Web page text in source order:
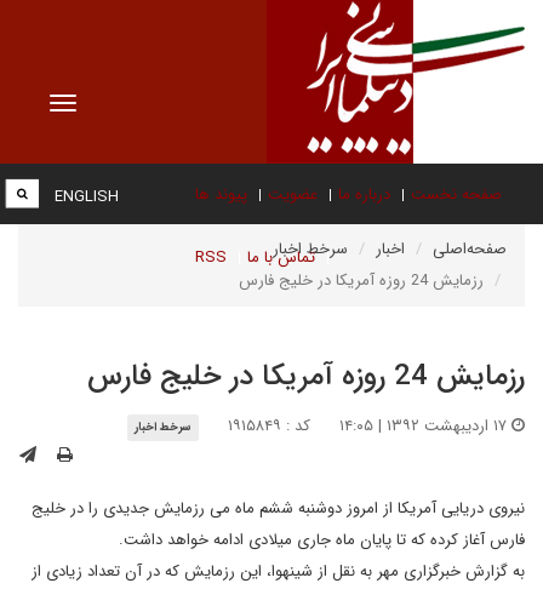
Toggle
صفحه نخست درباره ما عضویت پیوند ها
تماس با ما RSS
ENGLISH
صفحه‌اصلی اخبار
سرخط اخبار
رزمایش 24 روزه آمریکا در خلیج فارس
رزمایش 24 روزه آمریکا در خلیج فارس
کد : ۱۹۱۵۸۴۹ سرخط اخبار
نیروی دریایی آمریکا از امروز دوشنبه ششم ماه می رزمایش جدیدی را در خلیج
فارس آغاز کرده که تا پایان ماه جاری میلادی ادامه خواهد داشت.
به گزارش خبرگزاری مهر به نقل از شینهوا، این رزمایش که در آن تعداد زیادی از